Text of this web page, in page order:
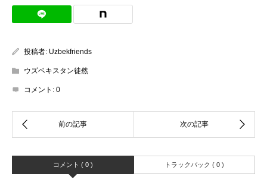
投稿者: Uzbekfriends
ウズベキスタン徒然
コメント: 0
コメント ( 0 ) トラックバック ( 0 )